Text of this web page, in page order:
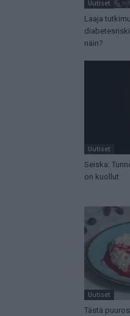
Uutiset
Laaja
näin?
Uutiset
Seiska:
on kuollut
Uutiset
Tästä